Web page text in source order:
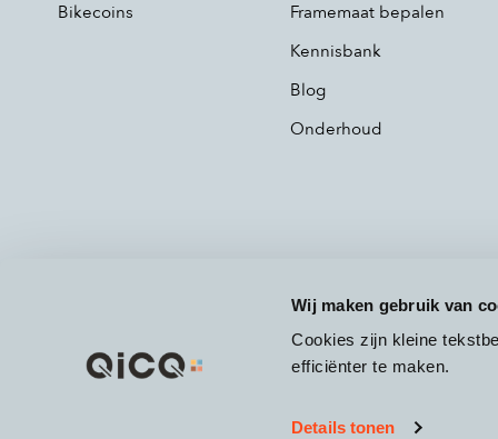
Wij maken gebruik van
Cookies zijn kleine
efficiënter te maken.
Details tonen
Bikecoins
Framemaat bepalen
Kennisbank
Blog
Onderhoud